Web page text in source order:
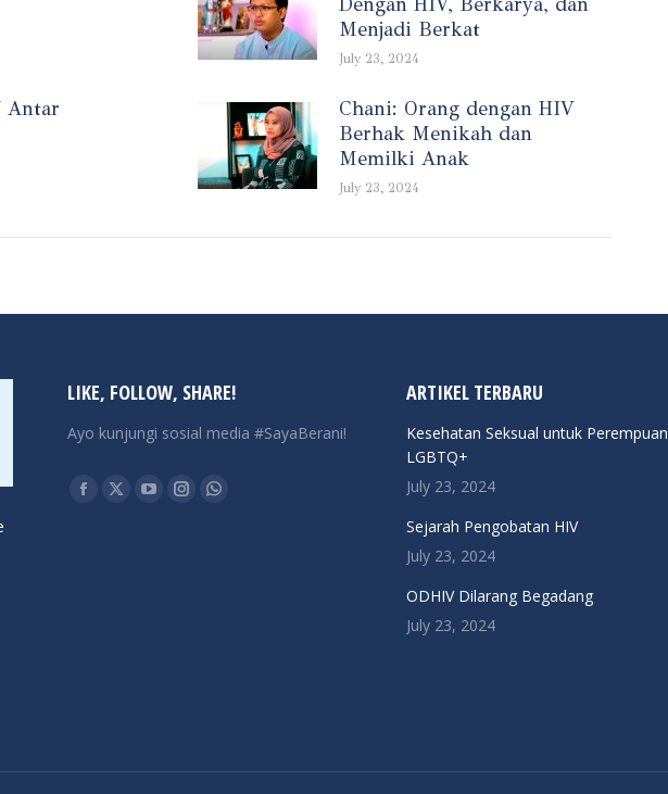
Menjadi Berkat
July 23, 2024
Antar
Chani: Orang dengan HIV
Berhak Menikah dan
Memilki Anak
July 23, 2024
LIKE, FOLLOW, SHARE!
Ayo kunjungi sosial media #SayaBerani!
Find us on:
Facebook
X
YouTubeInstagramWhatsapp
ARTIKEL TERBARU
Kesehatan Seksual untuk Perempuan
LGBTQ+
July 23, 2024
Sejarah Pengobatan HIV
July 23, 2024
ODHIV Dilarang Begadang
July 23, 2024